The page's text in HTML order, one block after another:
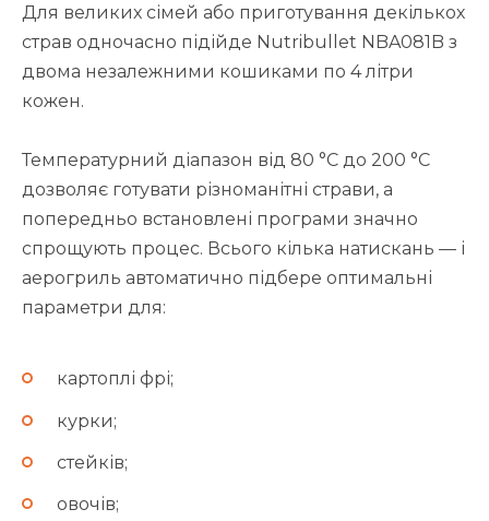
Для великих сімей або приготування декількох
страв одночасно підійде Nutribullet NBA081B з
двома незалежними кошиками по 4 літри
кожен.
Температурний діапазон від 80 °C до 200 °C
дозволяє готувати різноманітні страви, а
попередньо встановлені програми значно
спрощують процес. Всього кілька натискань — і
аерогриль автоматично підбере оптимальні
параметри для:
картоплі фрі;
курки;
стейків;
овочів;